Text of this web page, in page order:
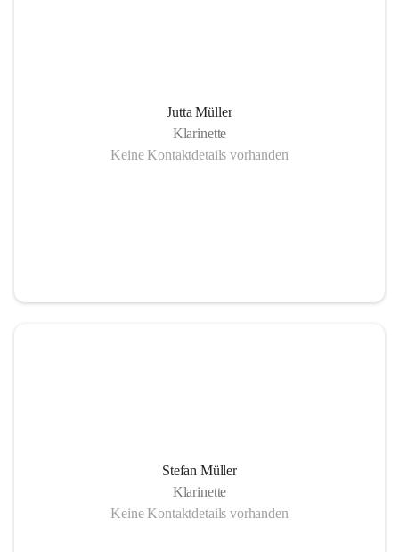
Jutta Müller
Klarinette
Keine Kontaktdetails vorhanden
Stefan Müller
Klarinette
Keine Kontaktdetails vorhanden